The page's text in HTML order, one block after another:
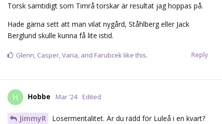
Torsk samtidigt som Timrå torskar är resultat jag hoppas på.
Hade gärna sett att man vilat nygård, Ståhlberg eller Jack
Berglund skulle kunna få lite istid.
Reply
Glenn, Casper,Varia, and Farubcek like this.
H Hobbe Mar '24 Edited
JimmyR
Losermentalitet. Är du rädd för Luleå i en kvart?